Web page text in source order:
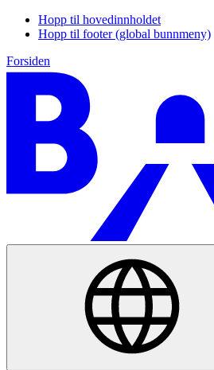
Hopp til hovedinnholdet
Hopp til footer (global bunnmeny)
Forsiden